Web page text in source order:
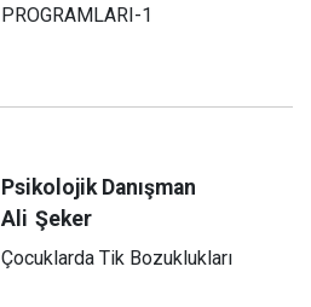
PROGRAMLARI-1
Psikolojik Danışman
Ali Şeker
Çocuklarda Tik Bozuklukları